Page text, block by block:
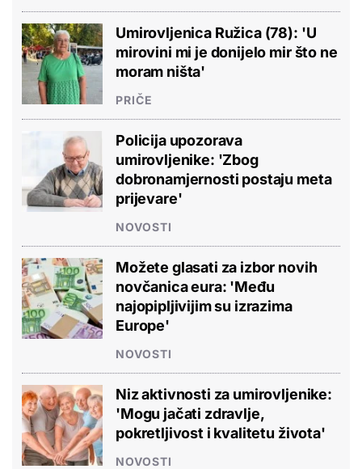
Umirovljenica Ružica (78): 'U
mirovini mi je donijelo mir što ne
moram ništa'
PRIČE
Policija upozorava
umirovljenike: 'Zbog
dobronamjernosti postaju meta
prijevare'
NOVOSTI
Možete glasati za izbor novih
novčanica eura: 'Među
najopipljivijim su izrazima
Europe'
NOVOSTI
Niz aktivnosti za umirovljenike:
'Mogu jačati zdravlje,
pokretljivost i kvalitetu života'
NOVOSTI